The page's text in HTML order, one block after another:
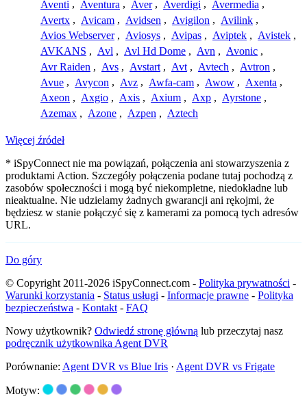
Aventi , Aventura , Aver , Averdigi , Avermedia ,
Avertx , Avicam , Avidsen , Avigilon , Avilink ,
Avios Webserver , Aviosys , Avipas , Aviptek , Avistek ,
AVKANS , Avl , Avl Hd Dome , Avn , Avonic ,
Avr Raiden , Avs , Avstart , Avt , Avtech , Avtron ,
Avue , Avycon , Avz , Awfa-cam , Awow , Axenta ,
Axeon , Axgio , Axis , Axium , Axp , Ayrstone ,
Azemax , Azone , Azpen , Aztech
Więcej źródeł
* iSpyConnect nie ma powiązań, połączenia ani stowarzyszenia z
produktami Action. Szczegóły połączenia podane tutaj pochodzą z
zasobów społeczności i mogą być niekompletne, niedokładne lub
nieaktualne. Nie udzielamy żadnych gwarancji ani rękojmi, że
będziesz w stanie połączyć się z kamerami za pomocą tych adresów
URL.
Do góry
© Copyright 2011-2026 iSpyConnect.com - Polityka prywatności -
Warunki korzystania - Status usługi - Informacje prawne - Polityka
bezpieczeństwa - Kontakt - FAQ
Nowy użytkownik? Odwiedź stronę główną lub przeczytaj nasz
podręcznik użytkownika Agent DVR
Porównanie: Agent DVR vs Blue Iris · Agent DVR vs Frigate
Motyw: